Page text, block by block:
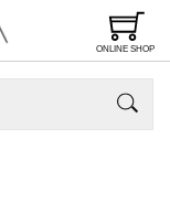
ONLINE SHOP